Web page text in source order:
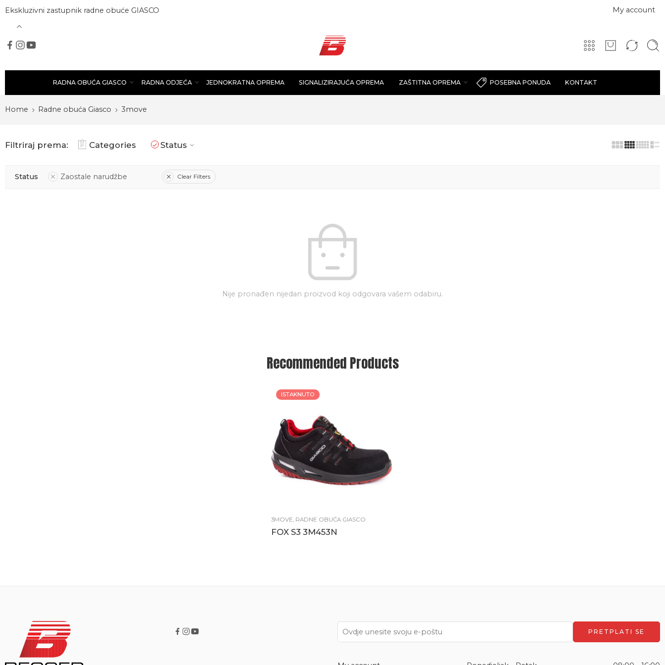
Ekskluzivni zastupnik radne obuće GIASCO My account
RADNA OBUĆA GIASCO RADNA ODJEĆA JEDNOKRATNA OPREMA SIGNALIZIRAJUĆA OPREMA ZAŠTITNA OPREMA POSEBNA PONUDA KONTAKT
Home Radne obuća Giasco 3move
Filtriraj prema: Categories Status
Status Zaostale narudžbe Clear Filters
Nije pronađen nijedan proizvod koji odgovara vašem odabiru.
Recommended Products
ISTAKNUTO
3MOVE, RADNE OBUĆA GIASCO
FOX S3 3M453N